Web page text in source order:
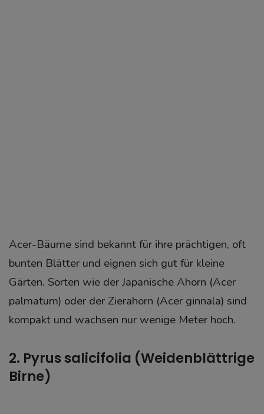
Acer-Bäume sind bekannt für ihre prächtigen, oft
bunten Blätter und eignen sich gut für kleine
Gärten. Sorten wie der Japanische Ahorn (Acer
palmatum) oder der Zierahorn (Acer ginnala) sind
kompakt und wachsen nur wenige Meter hoch.
2. Pyrus salicifolia (Weidenblättrige
Birne)